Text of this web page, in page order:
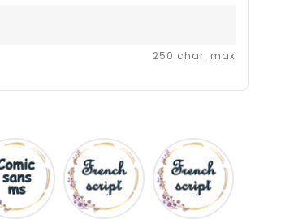
250 char. max
Comic
sans
ms
French
script